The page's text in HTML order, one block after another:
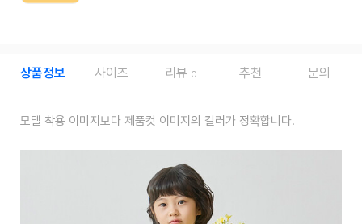
상품정보 사이즈 리뷰 0 추천 문의
모델 착용 이미지보다 제품컷 이미지의 컬러가 정확합니다.